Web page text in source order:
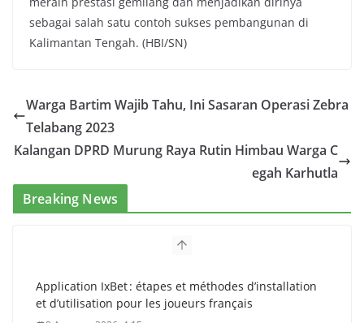
sebagai salah satu contoh sukses pembangunan di
Kalimantan Tengah. (HBI/SN)
Warga Bartim Wajib Tahu, Ini Sasaran Operasi Zebra
Telabang 2023
Kalangan DPRD Murung Raya Rutin Himbau Warga C
egah Karhutla
Breaking News
Application IxBet : étapes et méthodes d’installation
et d’utilisation pour les joueurs français